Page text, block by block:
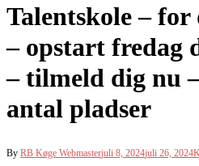
Talentskole – for
– opstart fredag
– tilmeld dig nu
antal pladser
By RB Køge Webmasterjuli 8, 2024juli 26, 2024